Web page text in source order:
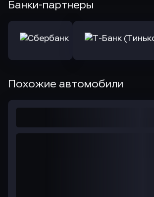
Банки-партнеры
Похожие автомобили